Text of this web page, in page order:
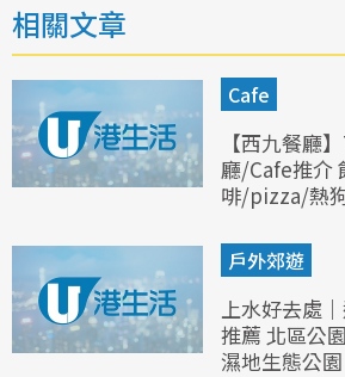
相關文章
Cafe
【西九餐廳
廳/Cafe推介
啡/pizza/熱
戶外郊遊
上水好去處
推薦 北區公
濕地生態公園